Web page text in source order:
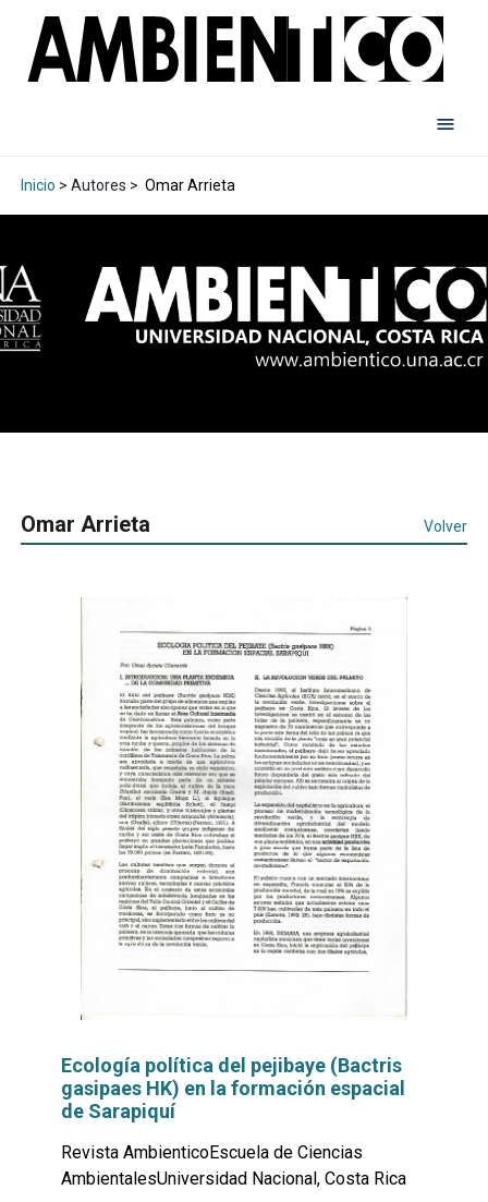
Inicio > Autores > Omar Arrieta
Omar Arrieta Volver
Ecología política del pejibaye (Bactris
gasipaes HK) en la formación espacial
de Sarapiquí
Revista AmbienticoEscuela de Ciencias
AmbientalesUniversidad Nacional, Costa Rica